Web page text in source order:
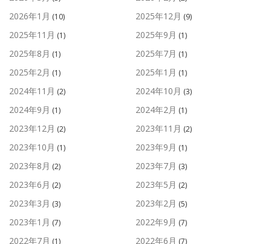
2026年1月 (10) 2025年12月 (9)
2025年11月 (1) 2025年9月 (1)
2025年8月 (1) 2025年7月 (1)
2025年2月 (1) 2025年1月 (1)
2024年11月 (2) 2024年10月 (3)
2024年9月 (1) 2024年2月 (1)
2023年12月 (2) 2023年11月 (2)
2023年10月 (1) 2023年9月 (1)
2023年8月 (2) 2023年7月 (3)
2023年6月 (2) 2023年5月 (2)
2023年3月 (3) 2023年2月 (5)
2023年1月 (7) 2022年9月 (7)
2022年7月 (1) 2022年6月 (7)